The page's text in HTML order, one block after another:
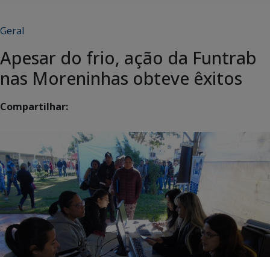
Geral
Apesar do frio, ação da Funtrab
nas Moreninhas obteve êxitos
Compartilhar: